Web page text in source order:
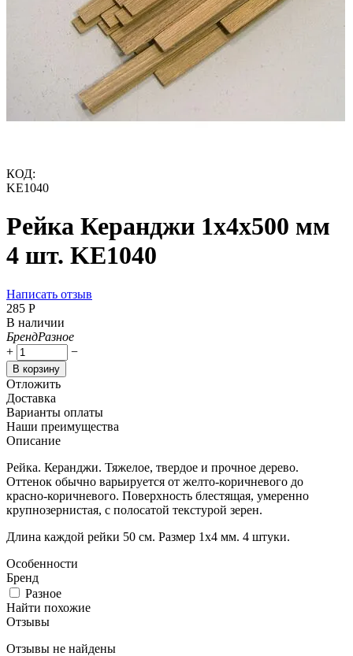
КОД:
KE1040
Рейка Керанджи 1х4х500 мм
4 шт. KE1040
Написать отзыв
‍285‍ Р
В наличии
БрендРазное
+
−
В корзину
Отложить
Доставка
Варианты оплаты
Наши преимущества
Описание
Рейка. Керанджи. Тяжелое, твердое и прочное дерево.
Оттенок обычно варьируется от желто-коричневого до
красно-коричневого. Поверхность блестящая, умеренно
крупнозернистая, с полосатой текстурой зерен.
Длина каждой рейки 50 см. Размер 1х4 мм. 4 штуки.
Особенности
Бренд
Разное
Найти похожие
Отзывы
Отзывы не найдены